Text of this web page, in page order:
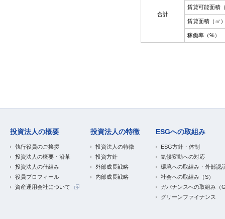
合計
賃貸可能面積
賃貸面積（㎡
稼働率（%）
投資法人の概要
執行役員のご挨拶
投資法人の概要・沿革
投資法人の仕組み
役員プロフィール
資産運用会社について
投資法人の特徴
投資法人の特徴
投資方針
外部成長戦略
内部成長戦略
ESGへの取組み
ESG方針・体制
気候変動への対応
環境への取組み・外部認
社会への取組み（S）
ガバナンスへの取組み（
グリーンファイナンス